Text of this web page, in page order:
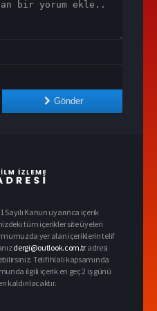
Gönder
Kanun uyarınca içerik
tüm içerikler site üyeleri
yer alan içeriklerin telif
dergi@outlook.com.tr adresi
Telif ihlali kapsamında
ilgili içerik en geç 2 iş günü
kaldırılacaktır.